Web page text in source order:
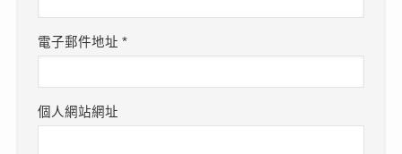
電子郵件地址*
個人網站網址